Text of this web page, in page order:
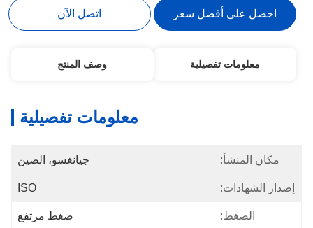
احصل على أفضل سعر اتصل الآن
معلومات تفصيلية وصف المنتج
معلومات تفصيلية
مكان المنشأ: جيانغسو، الصين
إصدار الشهادات: ISO
الضغط: ضغط مرتفع